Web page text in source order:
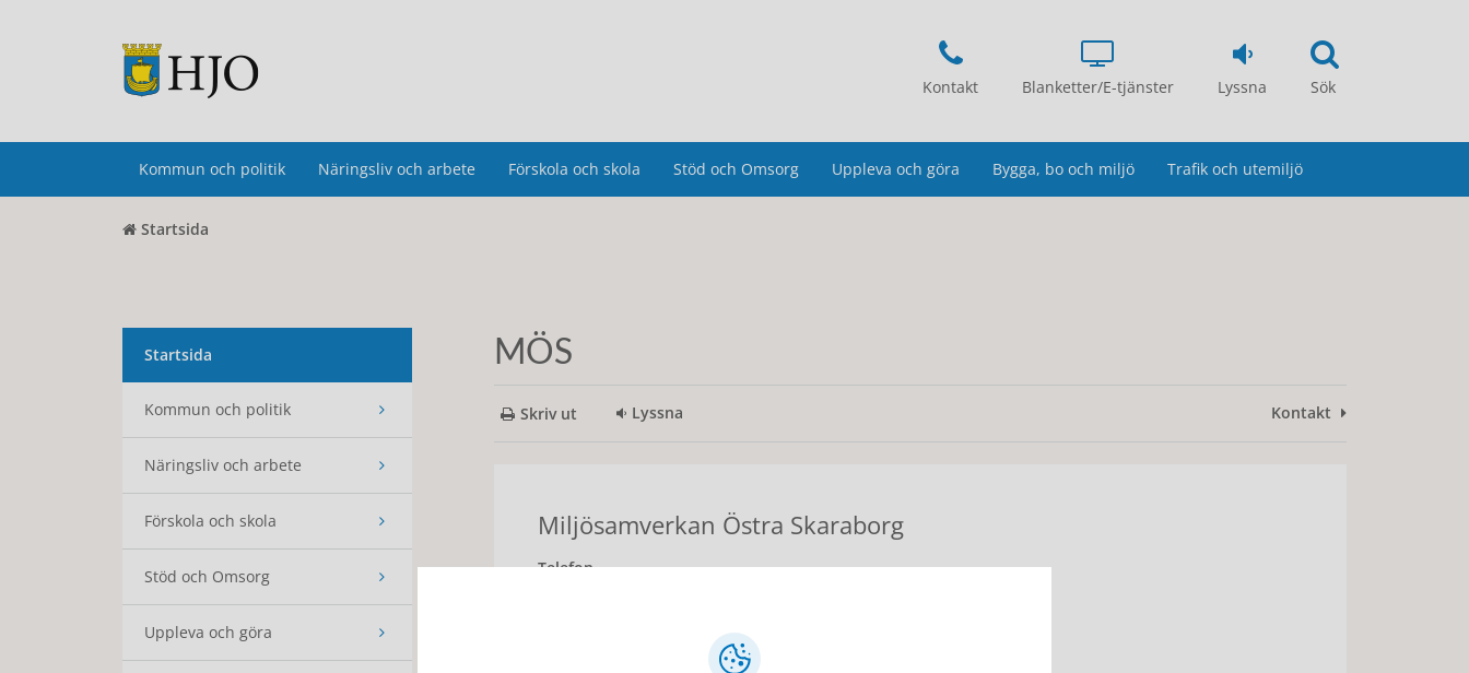
Kontakt Blanketter/E-tjänster Lyssna Sök
Kommun och politik Näringsliv och arbete Förskola och skola Stöd och Omsorg Uppleva och göra Bygga, bo och miljö Trafik och utemiljö
Startsida
Startsida
Kommun och politik
Näringsliv och arbete
Förskola och skola
Stöd och Omsorg
Uppleva och göra
MÖS
Skriv ut Lyssna Kontakt
Miljösamverkan Östra Skaraborg
Telefon
Telefontid: mån-fre kl. 08.00-11.30, 12.30-16.00